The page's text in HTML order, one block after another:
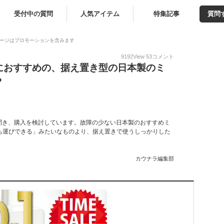
受付中の質問 人気アイテム 特集記事 質問
ジはプロモーションを含みます
9192View 53コメント
すすめの、据え置き型の日本製のミ
、購入を検討しています。故障の少ない日本製のおすすめミ
びできる」みたいなものより、据え置きで使うしっかりした
カウナラ編集部